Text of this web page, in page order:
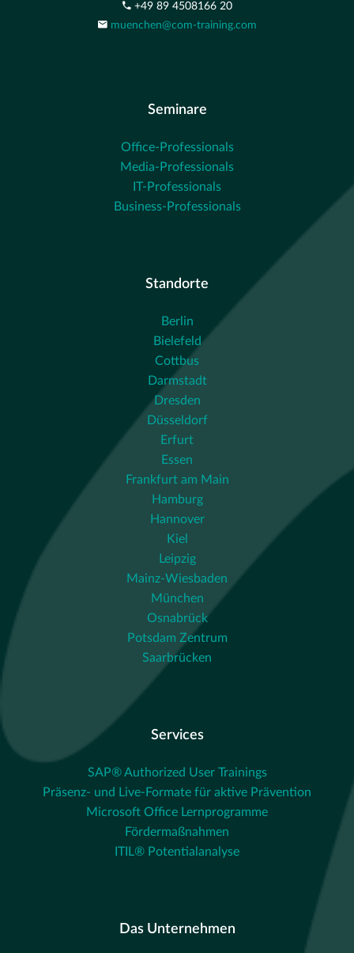
+49 89 4508166 20
muenchen@com-training.com
Seminare
Office-Professionals
Media-Professionals
IT-Professionals
Business-Professionals
Standorte
Berlin
Bielefeld
Cottbus
Darmstadt
Dresden
Düsseldorf
Erfurt
Essen
Frankfurt am Main
Hamburg
Hannover
Kiel
Leipzig
Mainz-Wiesbaden
München
Osnabrück
Potsdam Zentrum
Saarbrücken
Services
SAP® Authorized User Trainings
Präsenz- und Live-Formate für aktive Prävention
Microsoft Office Lernprogramme
Fördermaßnahmen
ITIL® Potentialanalyse
Das Unternehmen